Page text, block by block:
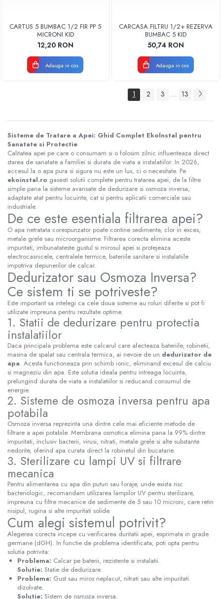
CARTUS 5 BUMBAC 1/2 FIR PP 5
MICRONI KID
12,20 RON
Adauga in cos
CARCASA FILTRU 1/2+ REZERVA
BUMBAC 5 KID
50,74 RON
Adauga in cos
1 2 3 ... 13
Sisteme de Tratare a Apei: Ghid Complet EkoInstal pentru
Sanatate si Protectie
Calitatea apei pe care o consumam si o folosim zilnic influenteaza direct
starea de sanatate a familiei si durata de viata a instalatiilor. In 2026,
accesul la o apa pura si sigura nu este un lux, ci o necesitate. Pe
ekoinstal.ro gasesti solutii complete pentru tratarea apei, de la filtre
simple pana la sisteme avansate de dedurizare si osmoza inversa,
adaptate atat pentru locuinte, cat si pentru aplicatii comerciale sau
industriale.
De ce este esentiala filtrarea apei?
O apa netratata corespunzator poate contine sedimente, clor in exces,
metale grele sau microorganisme. Filtrarea corecta elimina aceste
impuritati, imbunatateste gustul si mirosul apei si protejeaza
electrocasnicele, centralele termice, bateriile sanitare si instalatiile
impotriva depunerilor de calcar.
Dedurizator sau Osmoza Inversa?
Ce sistem ti se potriveste?
Este important sa intelegi ca cele doua sisteme au roluri diferite si pot fi
utilizate impreuna pentru rezultate optime.
1. Statii de dedurizare pentru protectia
instalatiilor
Daca principala problema este calcarul care afecteaza bateriile, robinetii,
masina de spalat sau centrala termica, ai nevoie de un dedurizator de
apa. Acesta functioneaza prin schimb ionic, eliminand excesul de calciu
si magneziu din apa. Este solutia ideala pentru intreaga locuinta,
prelungind durata de viata a instalatiilor si reducand consumul de
energie.
2. Sisteme de osmoza inversa pentru apa
potabila
Osmoza inversa reprezinta una dintre cele mai eficiente metode de
filtrare a apei potabile. Membrana osmotica elimina pana la 99% dintre
impuritati, inclusiv bacterii, virusi, nitrati, metale grele si alte substante
nedorite, oferind apa curata direct la robinetul din bucatarie.
3. Sterilizare cu lampi UV si filtrare
mecanica
Pentru alimentarea cu apa din puturi sau foraje, unde exista risc
bacteriologic, recomandam utilizarea lampilor UV pentru sterilizare,
impreuna cu filtre mecanice de sedimente de 5 sau 10 microni, care retin
nisipul, rugina si alte impuritati solide.
Cum alegi sistemul potrivit?
Alegerea corecta incepe cu verificarea duritatii apei, exprimata in grade
germane (dGH). In functie de problema identificata, poti opta pentru
solutia potrivita:
Problema: Calcar pe baterii, rezistente si instalatii.
Solutie: Statie de dedurizare.
Problema: Gust sau miros neplacut, nitrati sau alte impuritati
dizolvate.
Solutie: Sistem de osmoza inversa.